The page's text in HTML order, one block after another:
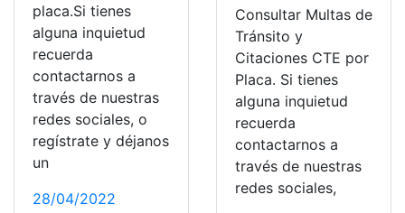
placa.Si tienes
alguna inquietud
recuerda
contactarnos a
través de nuestras
redes sociales, o
regístrate y déjanos
un
28/04/2022
Consultar Multas de
Tránsito y
Citaciones CTE por
Placa. Si tienes
alguna inquietud
recuerda
contactarnos a
través de nuestras
redes sociales,